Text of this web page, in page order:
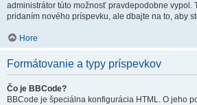
administrátor túto možnosť pravdepodobne vypol.
pridaním nového príspevku, ale dbajte na to, aby
Hore
Formátovanie a typy príspevkov
Čo je BBCode?
BBCode je špeciálna konfigurácia HTML. O jeho